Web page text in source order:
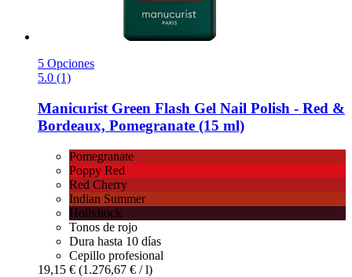
5 Opciones
5.0 (1)
Manicurist Green Flash Gel Nail Polish -​ Red &
Bordeaux, Pomegranate (15 ml)
Pomegranate
Poppy Red
Red Cherry
Indian Summer
Hollyhock
Tonos de rojo
Dura hasta 10 días
Cepillo profesional
19,15 € (1.276,67 € / l)